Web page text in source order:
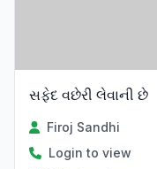
સફેદ વછેરી લેવાની છે
Firoj Sandhi
Login to view